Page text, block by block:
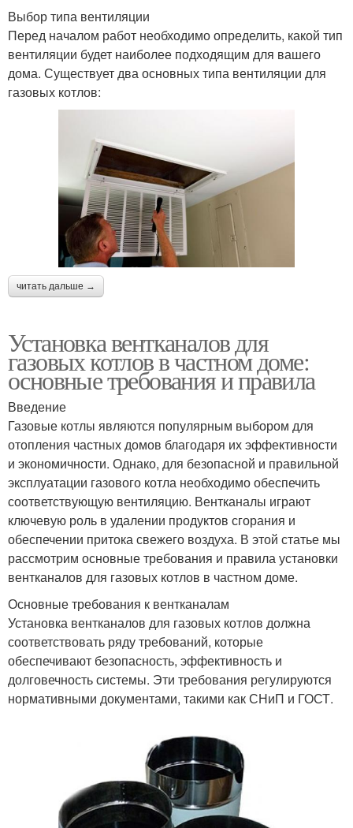
Выбор типа вентиляции
Перед началом работ необходимо определить, какой тип
вентиляции будет наиболее подходящим для вашего
дома. Существует два основных типа вентиляции для
газовых котлов:
читать дальше →
Установка вентканалов для
газовых котлов в частном доме:
основные требования и правила
Введение
Газовые котлы являются популярным выбором для
отопления частных домов благодаря их эффективности
и экономичности. Однако, для безопасной и правильной
эксплуатации газового котла необходимо обеспечить
соответствующую вентиляцию. Вентканалы играют
ключевую роль в удалении продуктов сгорания и
обеспечении притока свежего воздуха. В этой статье мы
рассмотрим основные требования и правила установки
вентканалов для газовых котлов в частном доме.
Основные требования к вентканалам
Установка вентканалов для газовых котлов должна
соответствовать ряду требований, которые
обеспечивают безопасность, эффективность и
долговечность системы. Эти требования регулируются
нормативными документами, такими как СНиП и ГОСТ.